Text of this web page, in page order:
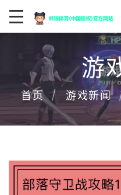
游
首页 游戏新闻